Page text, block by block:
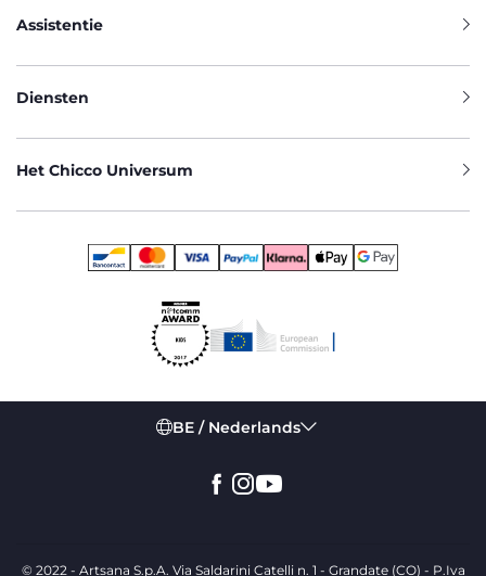
Assistentie
Diensten
Het Chicco Universum
BE / Nederlands
© 2022 - Artsana S.p.A. Via Saldarini Catelli n. 1 - Grandate (CO) - P.Iva